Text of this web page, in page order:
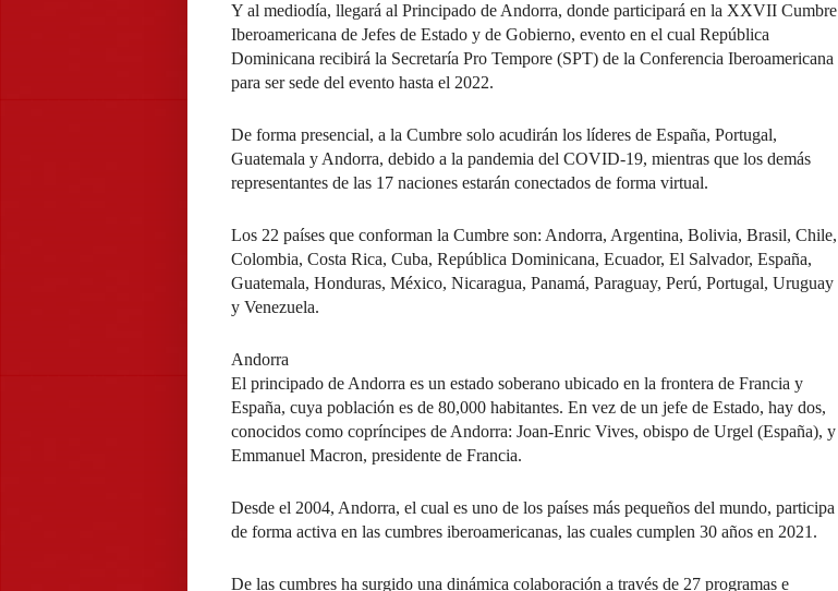
Y al mediodía, llegará al Principado de Andorra, donde participará en la XXVII Cumbre
Iberoamericana de Jefes de Estado y de Gobierno, evento en el cual República
Dominicana recibirá la Secretaría Pro Tempore (SPT) de la Conferencia Iberoamericana
para ser sede del evento hasta el 2022.
De forma presencial, a la Cumbre solo acudirán los líderes de España, Portugal,
Guatemala y Andorra, debido a la pandemia del COVID-19, mientras que los demás
representantes de las 17 naciones estarán conectados de forma virtual.
Los 22 países que conforman la Cumbre son: Andorra, Argentina, Bolivia, Brasil, Chile,
Colombia, Costa Rica, Cuba, República Dominicana, Ecuador, El Salvador, España,
Guatemala, Honduras, México, Nicaragua, Panamá, Paraguay, Perú, Portugal, Uruguay
y Venezuela.
Andorra
El principado de Andorra es un estado soberano ubicado en la frontera de Francia y
España, cuya población es de 80,000 habitantes. En vez de un jefe de Estado, hay dos,
conocidos como copríncipes de Andorra: Joan-Enric Vives, obispo de Urgel (España), y
Emmanuel Macron, presidente de Francia.
Desde el 2004, Andorra, el cual es uno de los países más pequeños del mundo, participa
de forma activa en las cumbres iberoamericanas, las cuales cumplen 30 años en 2021.
De las cumbres ha surgido una dinámica colaboración a través de 27 programas e